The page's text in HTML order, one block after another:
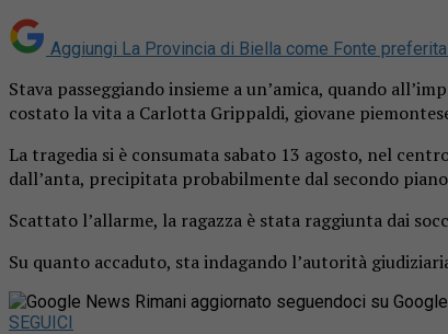
Aggiungi La Provincia di Biella come Fonte
Stava passeggiando insieme a un’amica, quando
costato la vita a Carlotta Grippaldi, giovane
La tragedia si è consumata sabato 13 agosto, nel
dall’anta, precipitata probabilmente dal secondo
Scattato l’allarme, la ragazza è stata raggiunta dai
Su quanto accaduto, sta indagando l’autorità
Rimani aggiornato seguendoci su
SEGUICI